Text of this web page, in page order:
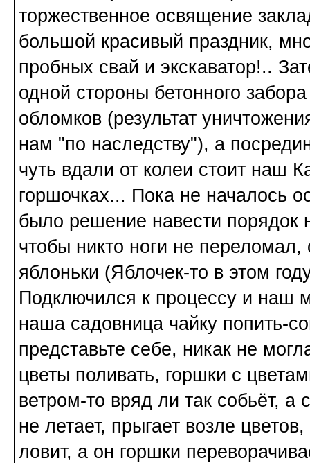
торжественное освящение
большой красивый праздник,
пробных свай и экскаватор!..
одной стороны бетонного
обломков (результат
нам "по наследству"), а
чуть вдали от колеи стоит наш
горшочках... Пока не началось
было решение навести порядок
чтобы никто ноги не переломал,
яблоньки (Яблочек-то в этом
Подключился к процессу и наш
наша садовница чайку попить-
представьте себе, никак не
цветы поливать, горшки с
ветром-то вряд ли так собьёт, а
не летает, прыгает возле
ловит, а он горшки